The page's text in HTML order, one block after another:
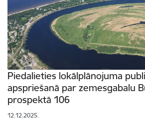
Piedalieties lokālplānojuma
apspriešanā par zemesgabalu
prospektā 106
12.12.2025.